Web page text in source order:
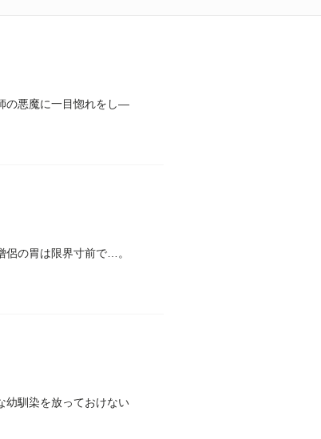
の悪魔に一目惚れをし―
侶の胃は限界寸前で…。
幼馴染を放っておけない